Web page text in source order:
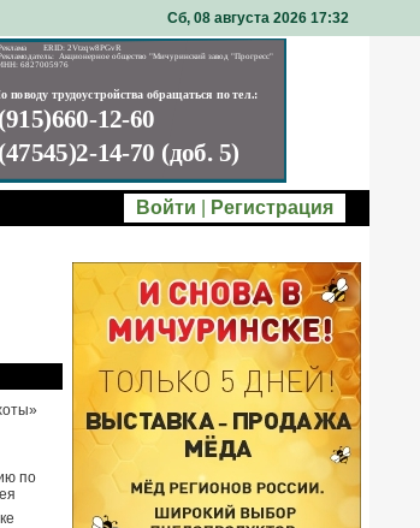
Сб, 08 августа 2026 17 32
Войти Регистрация
по